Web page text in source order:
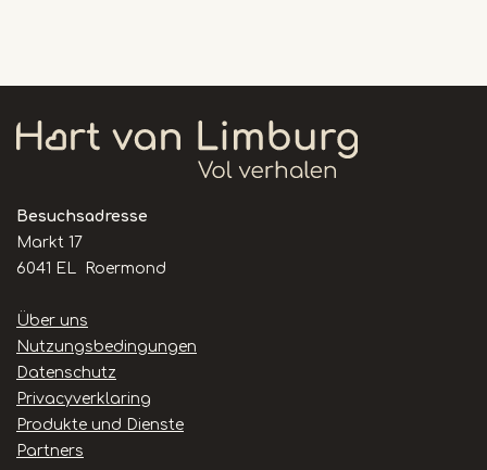
Besuchsadresse
Markt 17
6041 EL Roermond
Handige
links
Über uns
Nutzungsbedingungen
Datenschutz
Privacyverklaring
Produkte und Dienste
Partners